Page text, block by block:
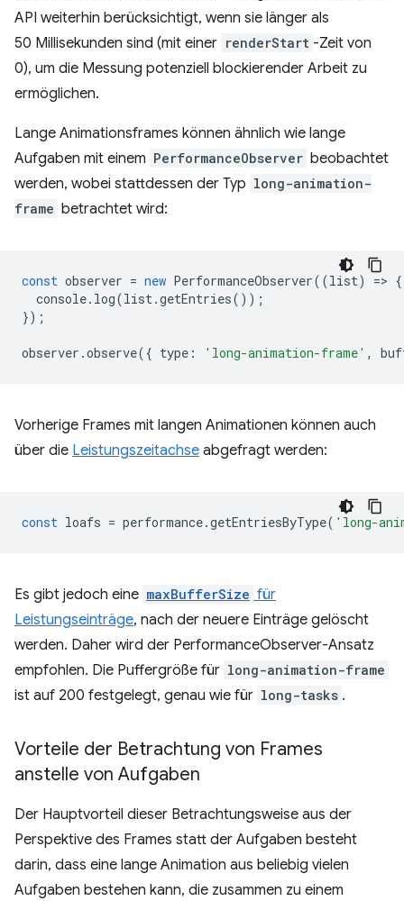
API weiterhin berücksichtigt, wenn sie länger als
50 Millisekunden sind (mit einer renderStart -Zeit von
0), um die Messung potenziell blockierender Arbeit zu
ermöglichen.
Lange Animationsframes können ähnlich wie lange
Aufgaben mit einem PerformanceObserver beobachtet
werden, wobei stattdessen der Typ long-animation-
frame betrachtet wird:
const observer = new PerformanceObserver((list) => {
console. log(list.getEntries());
});
observer .observe({ type : 'long-animation-frame' ,
Vorherige Frames mit langen Animationen können auch
über die Leistungszeitachse abgefragt werden:
const loafs = performance.getEntriesByType( 'long-
Es gibt jedoch eine maxBufferSize für
Leistungseinträge, nach der neuere Einträge gelöscht
werden. Daher wird der PerformanceObserver-Ansatz
empfohlen. Die Puffergröße für long-animation-frame
ist auf 200 festgelegt, genau wie für long-tasks .
Vorteile der Betrachtung von Frames
anstelle von Aufgaben
Der Hauptvorteil dieser Betrachtungsweise aus der
Perspektive des Frames statt der Aufgaben besteht
darin, dass eine lange Animation aus beliebig vielen
Aufgaben bestehen kann, die zusammen zu einem